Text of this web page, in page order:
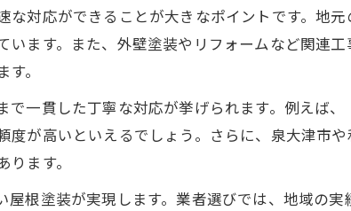
塗装依頼時に確認したい重要ポイント
度の高い屋根塗装につながる打ち合わせ術
得できる屋根塗装を叶える事前準備
を頼むなら費用見積もりを徹底解説
対応ができることが大きなポイントです。地
ます。また、外壁塗装やリフォームなど関連
。
一貫した丁寧な対応が挙げられます。例えば
が高いといえるでしょう。さらに、泉大津市
ます。
根塗装が実現します。業者選びでは、地域の